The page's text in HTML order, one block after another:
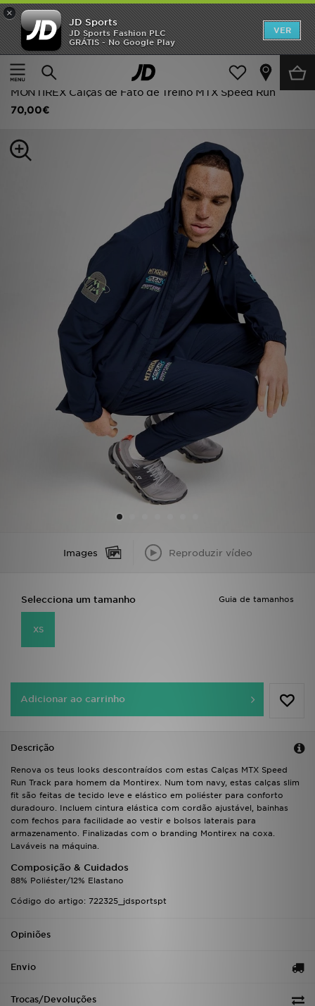
×
JD Sports
JD Sports Fashion PLC
GRÁTIS - No Google Play
VER
Página principal
Homem
Roupa de Homem
MONTIREX Calças de Fato de Treino MTX Speed Run
70,00€
Images Reproduzir vídeo
Guia de tamanhos
Selecciona um tamanho
XS
Adicionar ao carrinho
Descrição
Renova os teus looks descontraídos com estas Calças MTX Speed
Run Track para homem da Montirex. Num tom navy, estas calças slim
fit são feitas de tecido leve e elástico em poliéster para conforto
duradouro. Incluem cintura elástica com cordão ajustável, bainhas
com fechos para facilidade ao vestir e bolsos laterais para
armazenamento. Finalizadas com o branding Montirex na coxa.
Laváveis na máquina.
Composição & Cuidados
88% Poliéster/12% Elastano
Código do artigo: 722325_jdsportspt
Opiniões
Envio
Trocas/Devoluções
INÍCIO
Promoções
NOVIDADES
MULHER
VER MARCAS
LOCALIZADOR DE LOJAS
MENSAGENS